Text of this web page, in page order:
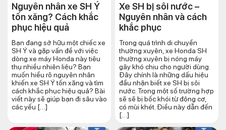
Nguyên nhân xe SH Ý
tốn xăng? Cách khắc
phục hiệu quả
Bạn đang sở hữu một chiếc xe
SH Ý và gặp vấn đề với việc
dòng xe máy Honda này tiêu
thụ nhiều nhiên liệu? Bạn
muốn hiểu rõ nguyên nhân
khiến xe SH Ý tốn xăng và tìm
cách khắc phục hiệu quả? Bài
viết này sẽ giúp bạn đi sâu vào
các yếu […]
Xe SH bị sôi nước –
Nguyên nhân và cách
khắc phục
Trong quá trình di chuyển
thường xuyên, xe Honda SH
thường xuyên bị nóng máy
gây khó chịu cho người dùng.
Đây chính là những dấu hiệu
đầu nhận biết xe SH bị sôi
nước. Trong một số trường hợp
sẽ sẽ bị bốc khói từ động cơ,
có mùi khét. Điều này dẫn đến
[…]